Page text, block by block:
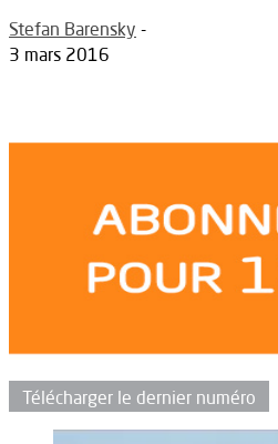
Stefan Barensky -
3 mars 2016
Télécharger le dernier numéro